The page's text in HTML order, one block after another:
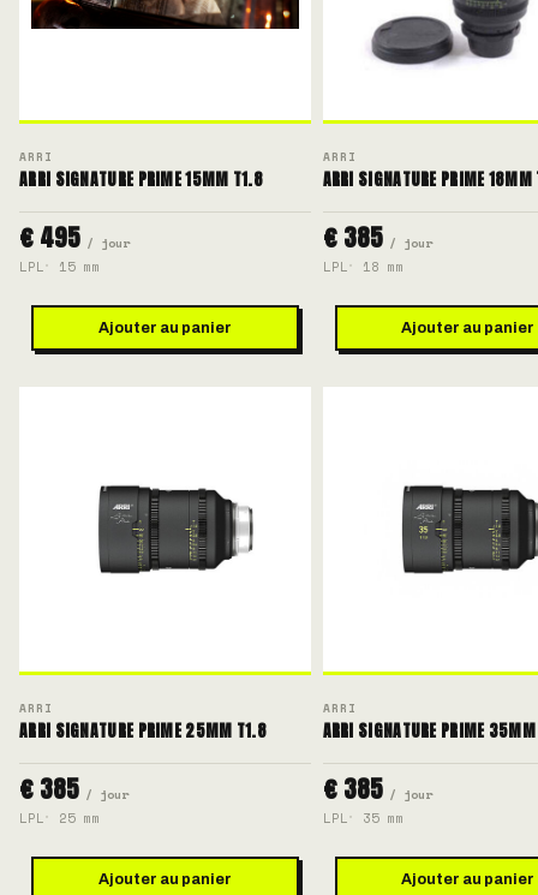
ARRI
ARRI SIGNATURE PRIME 15MM T1.8
€ 495 / jour
LPL 15 mm
Ajouter au panier
ARRI
ARRI SIGNATURE PRIME
€ 385 / jour
LPL 18 mm
Ajouter au panier
ARRI
ARRI SIGNATURE PRIME 25MM T1.8
€ 385 / jour
LPL 25 mm
Ajouter au panier
ARRI
ARRI SIGNATURE PRIME
€ 385 / jour
LPL 35 mm
Ajouter au panier